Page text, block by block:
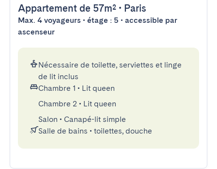
Appartement de 57m² • Paris
Max. 4 voyageurs • étage : 5 • accessible par
ascenseur
Nécessaire de toilette, serviettes et linge
de lit inclus
Chambre 1 • Lit queen
Chambre 2 • Lit queen
Salon • Canapé-lit simple
Salle de bains • toilettes, douche